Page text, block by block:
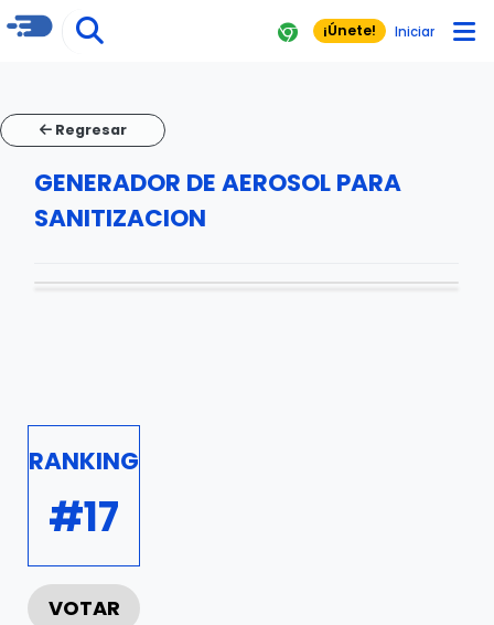
¡Únete! Iniciar
Regresar
GENERADOR DE AEROSOL PARA
SANITIZACION
RANKING
#17
VOTAR